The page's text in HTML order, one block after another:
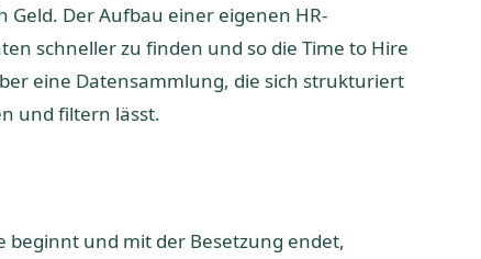
Geld. Der Aufbau einer eigenen HR-
schneller zu finden und so die Time to Hire
eine Datensammlung, die sich strukturiert
und filtern lässt.
beginnt und mit der Besetzung endet,